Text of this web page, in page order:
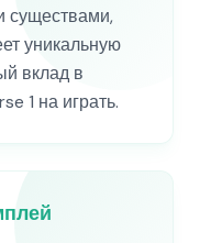
существами,
уникальную
вклад в
1 на играть.